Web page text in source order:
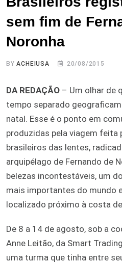
sem fim de
Noronha
BYACHEIUSA 20/08/2015
DA REDAÇÃO – Um olhar de
tempo separado
natal. Esse é o ponto em
produzidas pela viagem feita
brasileiros das lentes,
arquipélago de Fernando de
belezas incontestáveis, um
mais importantes do mundo
localizado próximo à costa
De 8 a 14 de agosto, sob a
Anne Leitão, da Smart
uma turma que tinha entre